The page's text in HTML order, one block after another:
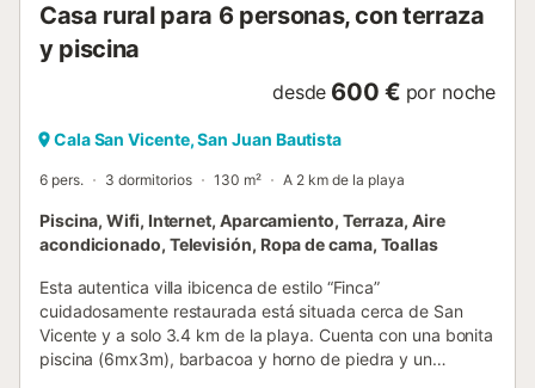
Casa rural para 6 personas, con terraza
y piscina
desde 600 € por noche
Cala San Vicente, San Juan Bautista
6 pers. 3 dormitorios 130 m² A 2 km de la playa
Piscina, Wifi, Internet, Aparcamiento, Terraza, Aire
acondicionado, Televisión, Ropa de cama, Toallas
Esta autentica villa ibicenca de estilo “Finca”
cuidadosamente restaurada está situada cerca de San
Vicente y a solo 3.4 km de la playa. Cuenta con una bonita
piscina (6mx3m), barbacoa y horno de piedra y un